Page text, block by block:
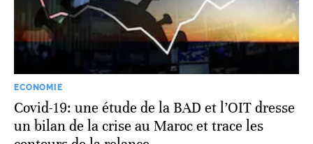
ECONOMIE
Covid-19: une étude de la BAD et l’OIT dresse
un bilan de la crise au Maroc et trace les